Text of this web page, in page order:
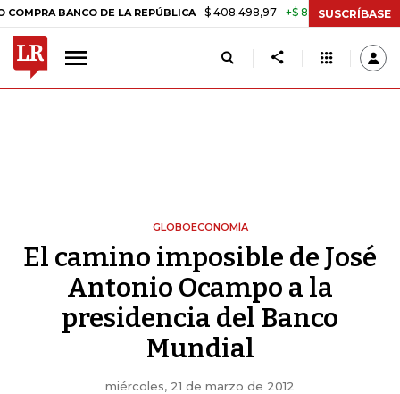
DE LA REPÚBLICA $ 408.498,97 +$ 8.753,81 +2,19% TASA DE
SUSCRÍBASE
GLOBOECONOMÍA
El camino imposible de José
Antonio Ocampo a la
presidencia del Banco
Mundial
miércoles, 21 de marzo de 2012